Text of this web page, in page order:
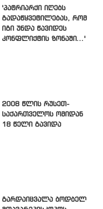
'პატრიარქი იღებს
გადაწყვეტილებას, რომ
იგი უნდა წავიდეს
კონფლიქტის ზონაში...'
2008 წლის რუსეთ-
საქართველოს ომიდან
18 წელი გავიდა
გარდაიცვალა ბოდბელ